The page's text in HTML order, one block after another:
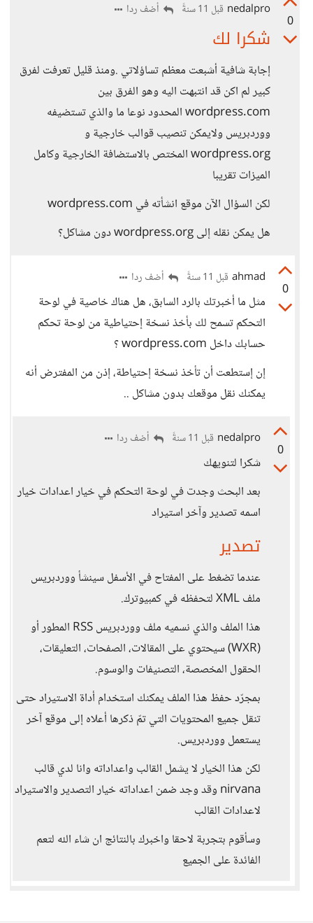
0
nedalpro قبل 11 سنةً أضف ردا
شكرا لك
إجابة شافية أشبعت معظم تساؤلاتي .ومنذ قليل تعرفت لفرق
كبير لم اكن قد انتبهت اليه وهو الفرق بين
wordpress.com المحدود نوعا ما والذي تستضيفه
ووردبريس ولايمكن تنصيب قوالب خارجية و
wordpress.org المختص بالاستضافة الخارجية وكامل
الميزات تقريبا
لكن السؤال الآن موقع انشأته في wordpress.com
هل يمكن نقله إلى wordpress.org دون مشاكل؟
0
ahmad قبل 11 سنةً أضف ردا
مثل ما أخبرتك بالرد السابق، هل هناك خاصية في لوحة
التحكم تسمح لك بأخذ نسخة إحتياطية من لوحة تحكم
حسابك داخل wordpress.com ؟
إن إستطعت أن تأخذ نسخة إحتياطة، إذن من المفترض أنه
يمكنك نقل موقعك بدون مشاكل ..
0
nedalpro قبل 11 سنةً أضف ردا
شكرا لتنويهك
بعد البحث وجدت في لوحة التحكم في خيار اعدادات خيار
اسمه تصدير وآخر استيراد
تصدير
عندما تضغط على المفتاح في الأسفل سينشأ ووردبريس
ملف XML لتحفظه في كمبيوترك.
هذا الملف والذي نسميه ملف ووردبريس RSS المطور أو
(WXR) سيحتوي على المقالات، الصفحات، التعليقات،
الحقول المخصصة، التصنيفات والوسوم.
بمجرّد حفظ هذا الملف يمكنك استخدام أداة الاستيراد حتى
تنقل جميع المحتويات التي تمّ ذكرها أعلاه إلى موقع آخر
يستعمل ووردبريس.
لكن هذا الخيار لا يشمل القالب واعداداته وانا لدي قالب
nirvana وقد وجد ضمن اعداداته خيار التصدير والاستيراد
لاعدادات القالب
وسأقوم بتجربة لاحقا واخبرك بالنتائج ان شاء الله لتعم
الفائدة على الجميع